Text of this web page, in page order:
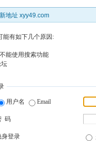
地址 xyy49.com
能有如下几个原因:
能使用搜索功能
用户名 Email
码
身登录